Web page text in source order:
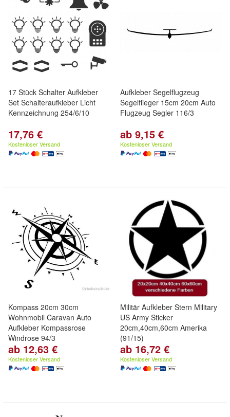
17 Stück Schalter Aufkleber
Set Schalteraufkleber Licht
Kennzeichnung 254/6/10
17,76 €
Kostenloser Versand
Aufkleber Segelflugzeug
Segelflieger 15cm 20cm Auto
Flugzeug Segler 116/3
ab 9,15 €
Kostenloser Versand
Kompass 20cm 30cm
Wohnmobil Caravan Auto
Aufkleber Kompassrose
Windrose 94/3
ab 12,63 €
Kostenloser Versand
Militär Aufkleber Stern Military
US Army Sticker
20cm,40cm,60cm Amerika
(91/15)
ab 16,72 €
Kostenloser Versand